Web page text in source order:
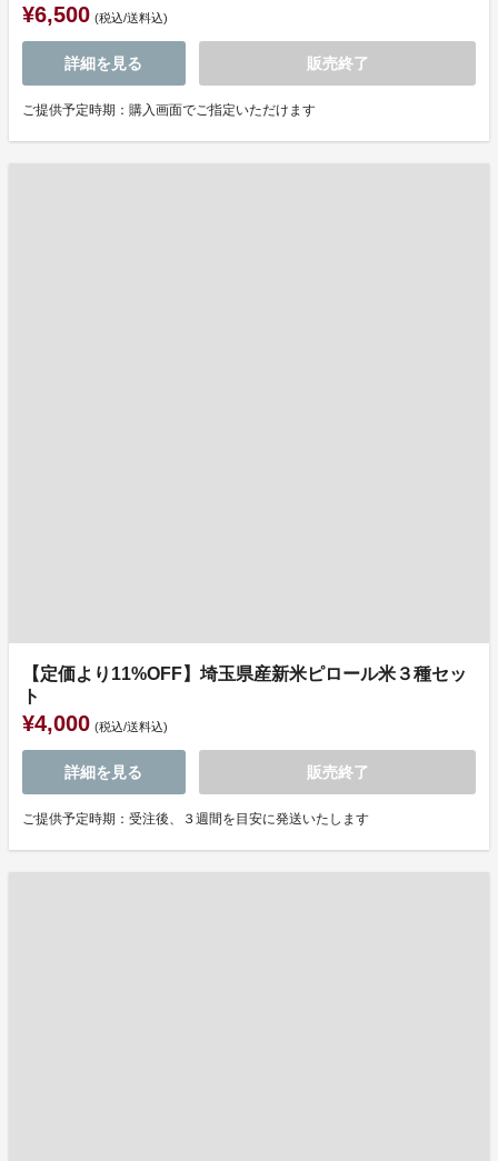
¥6,500 (税込/送料込)
詳細を見る 販売終了
ご提供予定時期：購入画面でご指定いただけます
【定価より11%OFF】埼玉県産新米ピロール米３種セッ
ト
¥4,000 (税込/送料込)
詳細を見る 販売終了
ご提供予定時期：受注後、３週間を目安に発送いたします